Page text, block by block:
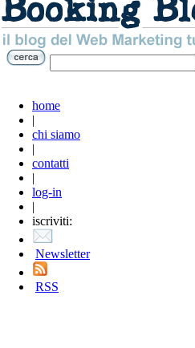
home
|
chi siamo
|
contatti
|
log-in
|
iscriviti:
Newsletter
RSS